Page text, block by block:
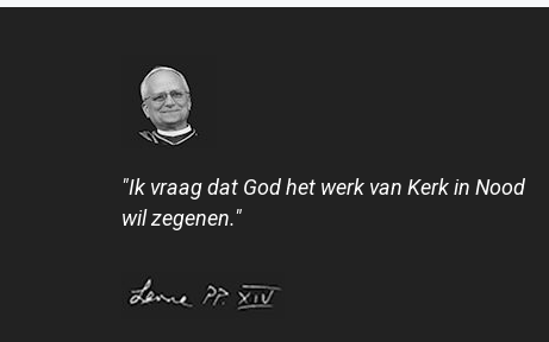
"Ik vraag dat God het werk van Kerk in Nood
wil zegenen."